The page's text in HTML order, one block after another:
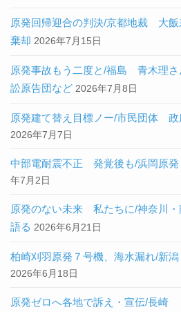
原発回帰迎合の判決/京都地裁 大
棄却 2026年7月15日
原発事故もう二度と/福島 青木理
訟原告団など 2026年7月8日
原発建て替え目標ノー/市民団体 政
2026年7月7日
中部電耐震不正 発覚後も/浜岡原
年7月2日
原発のない未来 私たちに/神奈川
語る 2026年6月21日
柏崎刈羽原発７号機、海水漏れ/新
2026年6月18日
原発ゼロへ各地で訴え・宣伝/長崎